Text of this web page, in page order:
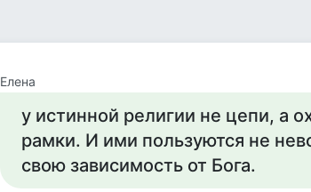
Елена
у истинной религии не цепи, а
рамки. И ими пользуются не
свою зависимость от Бога.